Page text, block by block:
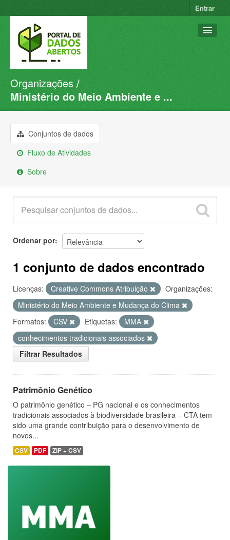
Entrar
Conjuntos de dados
Organizações
Sobre
Organizações
Ministério do Meio Ambiente e ...
Conjuntos de dados
Fluxo de Atividades
Sobre
Ordenar por
1 conjunto de dados encontrado
Licenças: Creative Commons Atribuição
Organizações:
Ministério do Meio Ambiente e Mudança do Clima
Formatos:
CSV Etiquetas:
MMA
conhecimentos tradicionais associados
Filtrar Resultados
Patrimônio Genético
O patrimônio genético – PG nacional e os conhecimentos
tradicionais associados à biodiversidade brasileira – CTA tem
sido uma grande contribuição para o desenvolvimento de
novos...
CSV PDF ZIP + CSV